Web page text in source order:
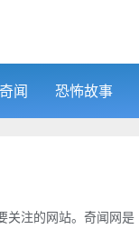
闻 恐怖故事
关注的网站。奇闻网是